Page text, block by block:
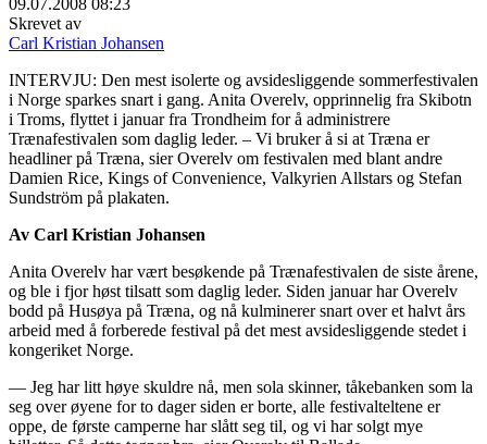
Skrevet av
Carl Kristian Johansen
INTERVJU: Den mest isolerte og avsidesliggende sommerfestivalen
i Norge sparkes snart i gang. Anita Overelv, opprinnelig fra Skibotn
i Troms, flyttet i januar fra Trondheim for å administrere
Trænafestivalen som daglig leder. – Vi bruker å si at Træna er
headliner på Træna, sier Overelv om festivalen med blant andre
Damien Rice, Kings of Convenience, Valkyrien Allstars og Stefan
Sundström på plakaten.
Av Carl Kristian Johansen
Anita Overelv har vært besøkende på Trænafestivalen de siste årene,
og ble i fjor høst tilsatt som daglig leder. Siden januar har Overelv
bodd på Husøya på Træna, og nå kulminerer snart over et halvt års
arbeid med å forberede festival på det mest avsidesliggende stedet i
kongeriket Norge.
— Jeg har litt høye skuldre nå, men sola skinner, tåkebanken som la
seg over øyene for to dager siden er borte, alle festivalteltene er
oppe, de første camperne har slått seg til, og vi har solgt mye